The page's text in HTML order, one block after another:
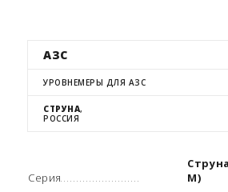
АЗС
УРОВНЕМЕРЫ ДЛЯ АЗС
СТРУНА,
РОССИЯ
Серия
М)